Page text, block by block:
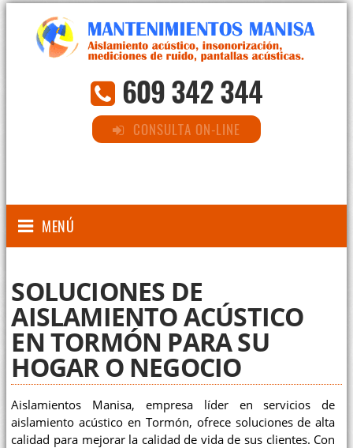
609 342 344
CONSULTA ON-LINE
MENÚ
SOLUCIONES DE
AISLAMIENTO ACÚSTICO
EN TORMÓN PARA SU
HOGAR O NEGOCIO
Aislamientos Manisa, empresa líder en servicios de
aislamiento acústico en Tormón, ofrece soluciones de alta
calidad para mejorar la calidad de vida de sus clientes. Con